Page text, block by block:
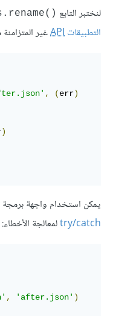
لنختبر التابع
التطبيقاتAPIغير
, (err)
)
يمكن استخدام واجهة برمجة
try/catchلمعالجة الأخطاء:
, 'after.json' )